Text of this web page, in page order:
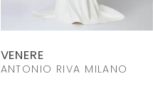
VENERE
ANTONIO RIVA MILANO